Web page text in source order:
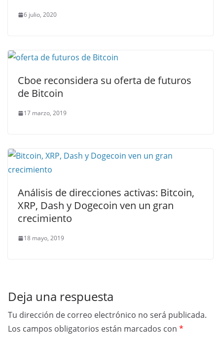
6 julio, 2020
Cboe reconsidera su oferta de futuros
de Bitcoin
17 marzo, 2019
Análisis de direcciones activas: Bitcoin,
XRP, Dash y Dogecoin ven un gran
crecimiento
18 mayo, 2019
Deja una respuesta
Tu dirección de correo electrónico no será publicada.
Los campos obligatorios están marcados con *